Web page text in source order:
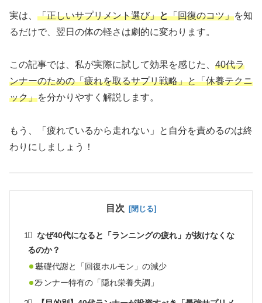
実は、 「正しいサプリメント選び」と「回復のコツ」を知
るだけで、翌日の体の軽さは劇的に変わります。
この記事では、私が実際に試して効果を感じた、 40代ラ
ンナーのための「疲れを取るサプリ戦略」と「休養テクニ
ック」を分かりやすく解説します。
もう、「疲れているから走れない」と自分を責めるのは終
わりにしましょう！
目次
なぜ40代になると「ランニングの疲れ」が抜けなくな
るのか？
基礎代謝と「回復ホルモン」の減少
ランナー特有の「隠れ栄養失調」